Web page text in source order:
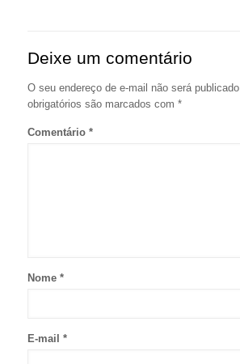
Deixe um comentário
O seu endereço de e-mail não será publicado.
obrigatórios são marcados com *
Comentário *
Nome *
E-mail *